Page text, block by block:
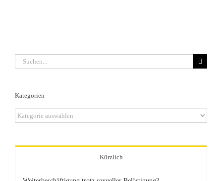
Suche
nach:
Kategorien
Kategorien
Kürzlich